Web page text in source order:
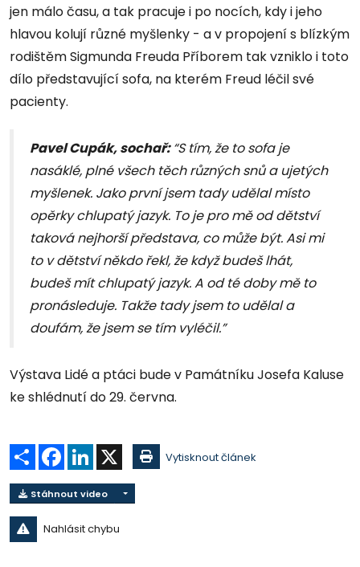
jen málo času, a tak pracuje i po nocích, kdy i jeho
hlavou kolují různé myšlenky - a v propojení s blízkým
rodištěm Sigmunda Freuda Příborem tak vzniklo i toto
dílo představující sofa, na kterém Freud léčil své
pacienty.
Pavel Cupák, sochař:“S tím, že to sofa je
nasáklé, plné všech těch různých snů a ujetých
myšlenek. Jako první jsem tady udělal místo
opěrky chlupatý jazyk. To je pro mě od dětství
taková nejhorší představa, co může být. Asi mi
to v dětství někdo řekl, že když budeš lhát,
budeš mít chlupatý jazyk. A od té doby mě to
pronásleduje. Takže tady jsem to udělal a
doufám, že jsem se tím vyléčil.”
Výstava Lidé a ptáci bude v Památníku Josefa Kaluse
ke shlédnutí do 29. června.
Sdílet Facebook
LinkedIn Vytisknout článek
Stáhnout video
Nahlásit chybu